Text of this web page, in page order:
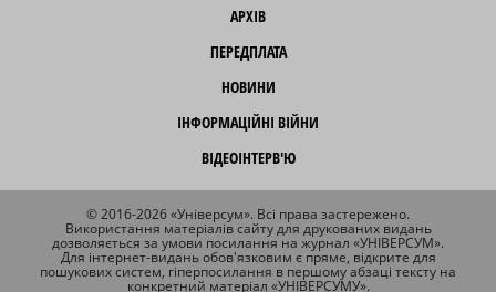
АРХІВ
ПЕРЕДПЛАТА
НОВИНИ
ІНФОРМАЦІЙНІ ВІЙНИ
ВІДЕОІНТЕРВ'Ю
© 2016-2026 «Універсум». Всі права застережено.
Використання матеріалів сайту для друкованих видань
дозволяється за умови посилання на журнал «УНІВЕРСУМ».
Для інтернет-видань обов'язковим є пряме, відкрите для
пошукових систем, гіперпосилання в першому абзаці тексту на
конкретний матеріал «УНІВЕРСУМУ».